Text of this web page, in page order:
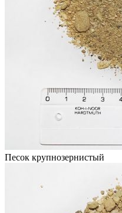
Песок крупнозернистый